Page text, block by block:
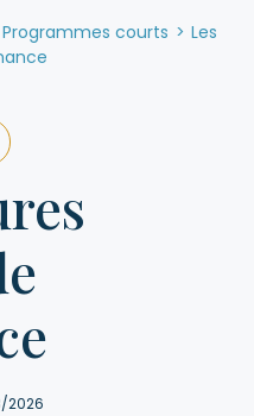
Programmes courts > Les
2026